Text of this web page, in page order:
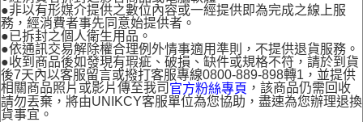
●非以有形媒介提供之數位內容或一經提供即為完成之線上服
務，經消費者事先同意始提供者。
●已拆封之個人衛生用品。
●依通訊交易解除權合理例外情事適用準則，不提供退貨服務。
●收到商品後如發現有瑕疵、破損、缺件或規格不符，請於到貨
後7天內以客服留言或撥打客服專線0800-889-898轉1，並提供
相關商品照片或影片傳至我司 官方粉絲專頁 ，該商品仍需回收
請勿丟棄，將由UNIKCY客服單位為您協助，盡速為您辦理退換
貨事宜。